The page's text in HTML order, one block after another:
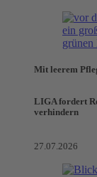
Mit leerem
LIGA fordert
verhindern
27.07.2026